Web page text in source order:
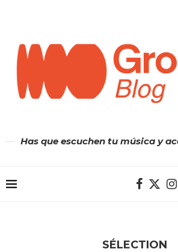
Has que escuchen tu música y
SÉLECTION